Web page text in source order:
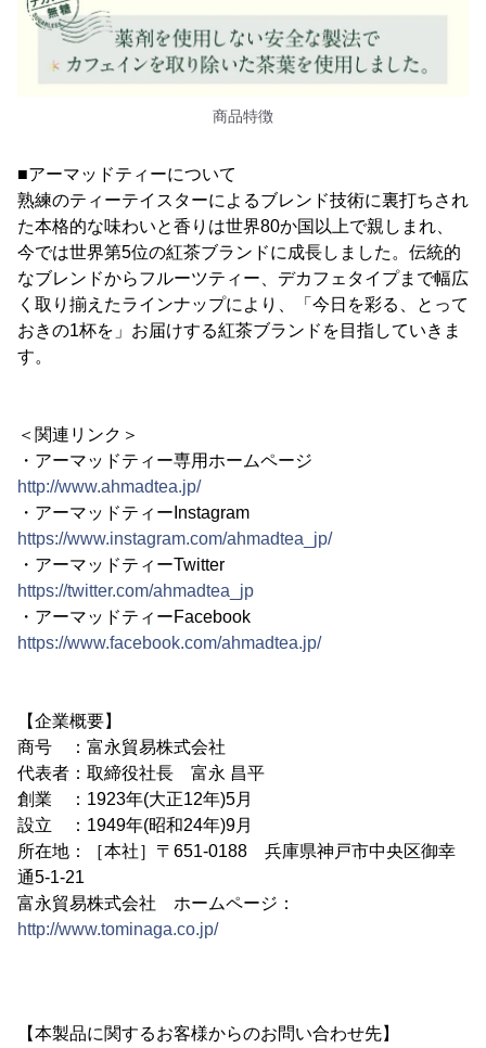
商品特徴
■アーマッドティーについて
熟練のティーテイスターによるブレンド技術に裏打ちされ
た本格的な味わいと香りは世界80か国以上で親しまれ、
今では世界第5位の紅茶ブランドに成長しました。伝統的
なブレンドからフルーツティー、デカフェタイプまで幅広
く取り揃えたラインナップにより、「今日を彩る、とって
おきの1杯を」お届けする紅茶ブランドを目指していきま
す。
＜関連リンク＞
・アーマッドティー専用ホームページ
http://www.ahmadtea.jp/
・アーマッドティーInstagram
https://www.instagram.com/ahmadtea_jp/
・アーマッドティーTwitter
https://twitter.com/ahmadtea_jp
・アーマッドティーFacebook
https://www.facebook.com/ahmadtea.jp/
【企業概要】
商号 ：富永貿易株式会社
代表者：取締役社長 富永 昌平
創業 ：1923年(大正12年)5月
設立 ：1949年(昭和24年)9月
所在地：［本社］〒651-0188 兵庫県神戸市中央区御幸
通5-1-21
富永貿易株式会社 ホームページ：
http://www.tominaga.co.jp/
【本製品に関するお客様からのお問い合わせ先】